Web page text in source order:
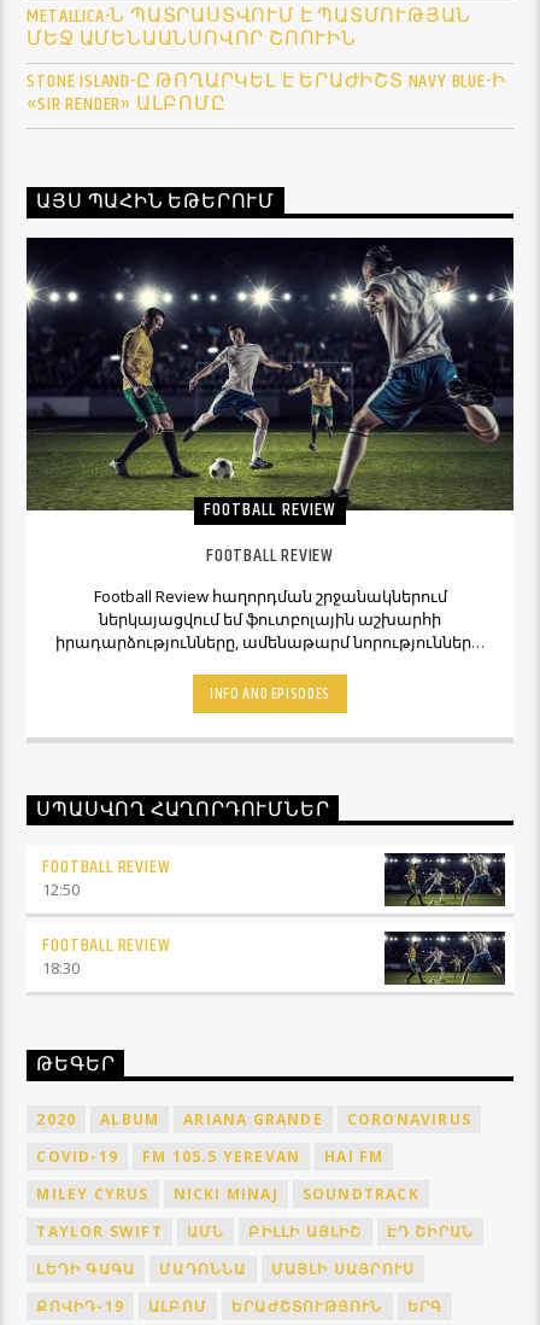
METALLICA-Ն ՊԱՏՐԱՍՏՎՈՒՄ Է ՊԱՏՄՈՒԹՅԱՆ
ՄԵՋ ԱՄԵՆԱԱՆՍՈՎՈՐ ՇՈՈՒԻՆ
STONE ISLAND-Ը ԹՈՂԱՐԿԵԼ Է ԵՐԱԺԻՇՏ NAVY BLUE-Ի
«SIR RENDER» ԱԼԲՈՄԸ
ԱՅՍ ՊԱՀԻՆ ԵԹԵՐՈՒՄ
FOOTBALL REVIEW
FOOTBALL REVIEW
Football Review հաղորդման շրջանակներում
ներկայացվում եմ ֆուտբոլային աշխարհի
իրադարձությունները, ամենաթարմ նորությունները,
տեսակետները։ Հետևեք Լավագույնի եթերին եւ
Ֆուտբոլ Ռիվյու հաղորդաշարի միջոցով մշտապես
կլինեք ֆուտբոլային աշխարհի կիզակետում։
INFO AND EPISODES
ՍՊԱՍՎՈՂ ՀԱՂՈՐԴՈՒՄՆԵՐ
FOOTBALL REVIEW
12:50
FOOTBALL REVIEW
18:30
ԹԵԳԵՐ
2020 ALBUM ARIANA GRANDE
CORONAVIRUS
COVID-19
FM 105.5 YEREVAN
HAI FM
MILEY CYRUS
NICKI MINAJ
SOUNDTRACK
TAYLOR SWIFT
ԱՄՆ ԲԻԼԼԻ ԱՅԼԻՇ
ԷԴ ՇԻՐԱՆ
ԼԵԴԻ ԳԱԳԱ
ՄԱԴՈՆՆԱ
ՄԱՅԼԻ ՍԱՅՐՈՒՍ
ՔՈՎԻԴ-19
ԱԼԲՈՄ ԵՐԱԺՇՏՈՒԹՅՈՒՆ
ԵՐԳ